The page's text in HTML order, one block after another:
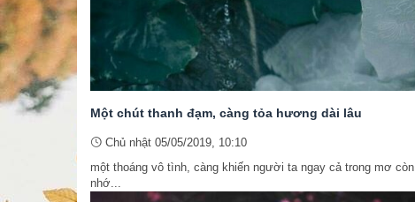
Một chút thanh đạm, càng tỏa hương dài lâu
Chủ nhật 05/05/2019, 10:10
một thoáng vô tình, càng khiến người ta ngay cả trong mơ còn
nhớ...